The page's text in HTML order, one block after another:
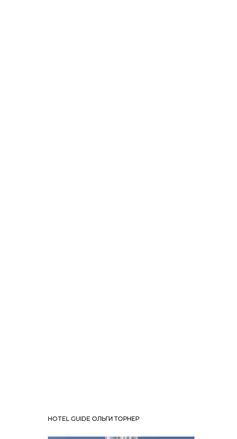
HOTEL GUIDE ОЛЬГИ ТОРНЕР